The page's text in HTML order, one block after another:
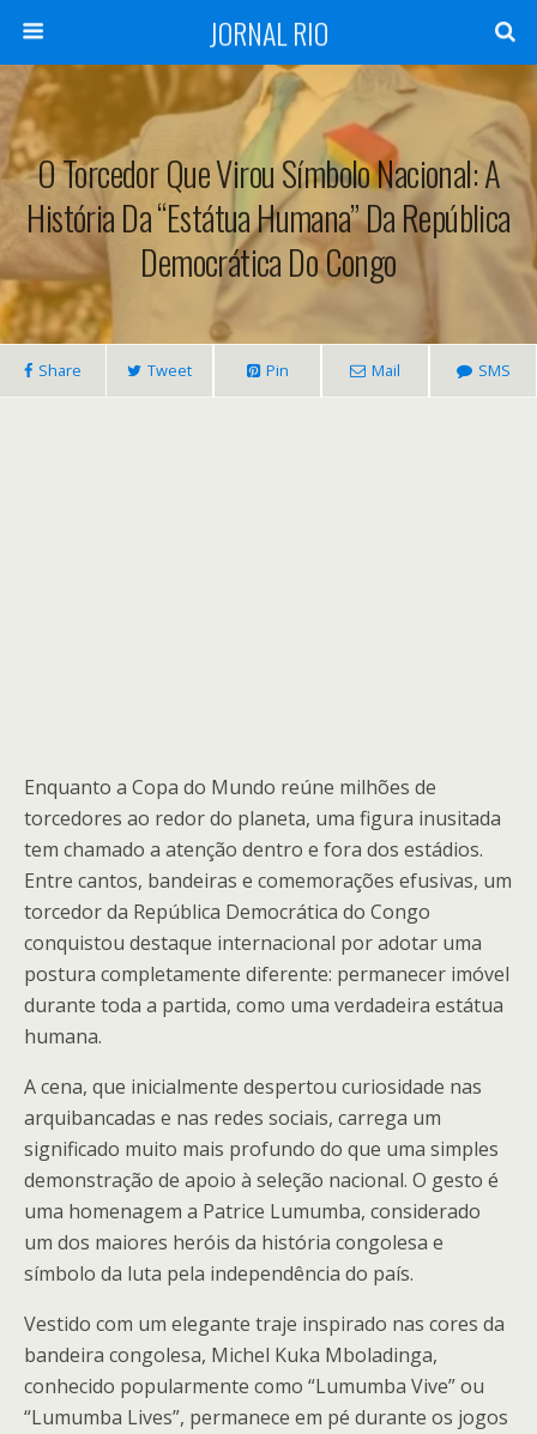
JORNAL RIO
O Torcedor Que Virou Símbolo Nacional: A
História Da “Estátua Humana” Da República
Democrática Do Congo
Share Tweet Pin Mail SMS
Enquanto a Copa do Mundo reúne milhões de
torcedores ao redor do planeta, uma figura inusitada
tem chamado a atenção dentro e fora dos estádios.
Entre cantos, bandeiras e comemorações efusivas, um
torcedor da República Democrática do Congo
conquistou destaque internacional por adotar uma
postura completamente diferente: permanecer imóvel
durante toda a partida, como uma verdadeira estátua
humana.
A cena, que inicialmente despertou curiosidade nas
arquibancadas e nas redes sociais, carrega um
significado muito mais profundo do que uma simples
demonstração de apoio à seleção nacional. O gesto é
uma homenagem a Patrice Lumumba, considerado
um dos maiores heróis da história congolesa e
símbolo da luta pela independência do país.
Vestido com um elegante traje inspirado nas cores da
bandeira congolesa, Michel Kuka Mboladinga,
conhecido popularmente como “Lumumba Vive” ou
“Lumumba Lives”, permanece em pé durante os jogos